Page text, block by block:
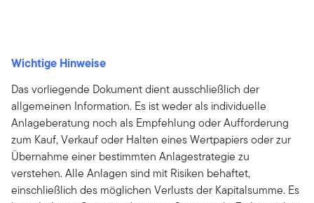
Wichtige Hinweise
Das vorliegende Dokument dient ausschließlich der
allgemeinen Information. Es ist weder als individuelle
Anlageberatung noch als Empfehlung oder Aufforderung
zum Kauf, Verkauf oder Halten eines Wertpapiers oder zur
Übernahme einer bestimmten Anlagestrategie zu
verstehen. Alle Anlagen sind mit Risiken behaftet,
einschließlich des möglichen Verlusts der Kapitalsumme. Es